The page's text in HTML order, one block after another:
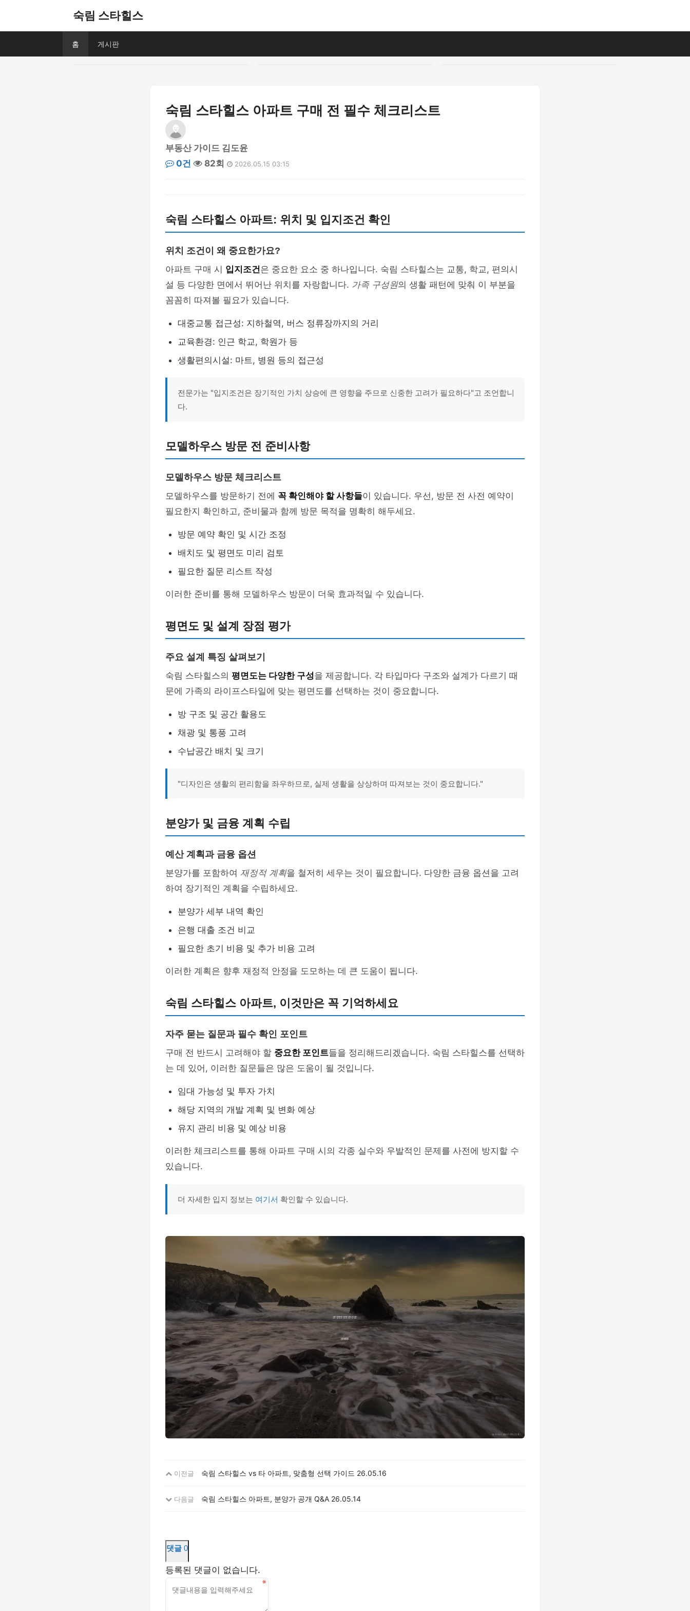
숙림 스타힐스
홈 게시판
숙림 스타힐스 아파트 구매 전 필수 체크리스트
부동산 가이드 김도윤
0건
82회 2026.05.15 03:15
숙림 스타힐스 아파트: 위치 및 입지조건 확인
위치 조건이 왜 중요한가요?
아파트 구매 시 입지조건은 중요한 요소 중 하나입니다. 숙림 스타힐스는 교통, 학교, 편의시
설 등 다양한 면에서 뛰어난 위치를 자랑합니다. 가족 구성원의 생활 패턴에 맞춰 이 부분을
꼼꼼히 따져볼 필요가 있습니다.
대중교통 접근성: 지하철역, 버스 정류장까지의 거리
교육환경: 인근 학교, 학원가 등
생활편의시설: 마트, 병원 등의 접근성
전문가는 "입지조건은 장기적인 가치 상승에 큰 영향을 주므로 신중한 고려가 필요하다"고 조언합니
다.
모델하우스 방문 전 준비사항
모델하우스 방문 체크리스트
모델하우스를 방문하기 전에 꼭 확인해야 할 사항들이 있습니다. 우선, 방문 전 사전 예약이
필요한지 확인하고, 준비물과 함께 방문 목적을 명확히 해두세요.
방문 예약 확인 및 시간 조정
배치도 및 평면도 미리 검토
필요한 질문 리스트 작성
이러한 준비를 통해 모델하우스 방문이 더욱 효과적일 수 있습니다.
평면도 및 설계 장점 평가
주요 설계 특징 살펴보기
숙림 스타힐스의 평면도는 다양한 구성을 제공합니다. 각 타입마다 구조와 설계가 다르기 때
문에 가족의 라이프스타일에 맞는 평면도를 선택하는 것이 중요합니다.
방 구조 및 공간 활용도
채광 및 통풍 고려
수납공간 배치 및 크기
"디자인은 생활의 편리함을 좌우하므로, 실제 생활을 상상하며 따져보는 것이 중요합니다."
분양가 및 금융 계획 수립
예산 계획과 금융 옵션
분양가를 포함하여 재정적 계획을 철저히 세우는 것이 필요합니다. 다양한 금융 옵션을 고려
하여 장기적인 계획을 수립하세요.
분양가 세부 내역 확인
은행 대출 조건 비교
필요한 초기 비용 및 추가 비용 고려
이러한 계획은 향후 재정적 안정을 도모하는 데 큰 도움이 됩니다.
숙림 스타힐스 아파트, 이것만은 꼭 기억하세요
자주 묻는 질문과 필수 확인 포인트
구매 전 반드시 고려해야 할 중요한 포인트들을 정리해드리겠습니다. 숙림 스타힐스를 선택하
는 데 있어, 이러한 질문들은 많은 도움이 될 것입니다.
임대 가능성 및 투자 가치
해당 지역의 개발 계획 및 변화 예상
유지 관리 비용 및 예상 비용
이러한 체크리스트를 통해 아파트 구매 시의 각종 실수와 우발적인 문제를 사전에 방지할 수
있습니다.
더 자세한 입지 정보는 여기서 확인할 수 있습니다.
이전글 숙림 스타힐스 vs 타 아파트, 맞춤형 선택 가이드 26.05.16
다음글 숙림 스타힐스 아파트, 분양가 공개 Q&A 26.05.14
댓글 0
등록된 댓글이 없습니다.